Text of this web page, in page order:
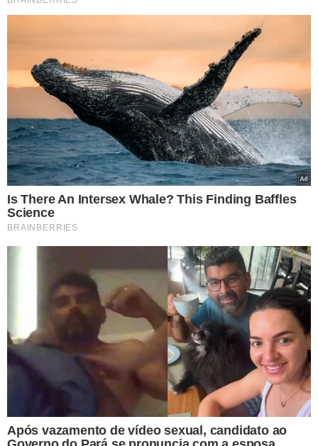
Durante a ação, os agentes viram uma espingarda ao
lado de um dos homens que estava na varanda da
residência.
Nas buscas realizadas no imóvel, foram
apreendidos:
Três espingardas calibre 20, sendo uma delas registrada;
Um revólver calibre 32;
26 munições intactas;